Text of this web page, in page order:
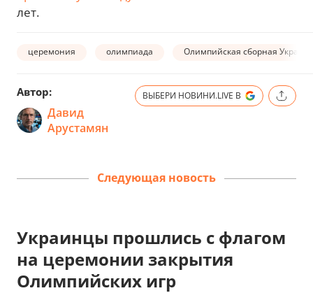
лет.
церемония олимпиада Олимпийская сборная
Автор:
Давид
Арустамян
ВЫБЕРИ НОВИНИ.LIVE В
Следующая новость
Украинцы прошлись с флагом
на церемонии закрытия
Олимпийских игр